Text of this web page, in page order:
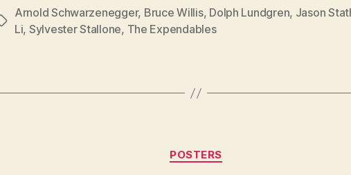
dream
héroes
Arnold Schwarzenegger, Bruce Willis, Dolph Lundgren, Jason
Li, Sylvester Stallone, The Expendables
Categorías
POSTERS